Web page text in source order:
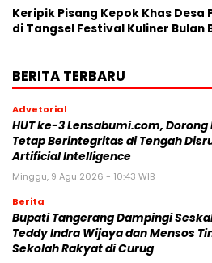
Keripik Pisang Kepok Khas
di Tangsel Festival Kuliner Bulan
BERITA TERBARU
Advetorial
HUT ke-3 Lensabumi.com, Dorong
Tetap Berintegritas di Tengah
Artificial Intelligence
Minggu, 9 Agu 2026 - 10:43 WIB
Berita
Bupati Tangerang Dampingi
Teddy Indra Wijaya dan Mensos
Sekolah Rakyat di Curug